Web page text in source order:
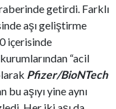
getirdi. Farklı
aşı geliştirme
içerisinde
“acil
Pfizer/BioNTech
aşıyı yine aynı